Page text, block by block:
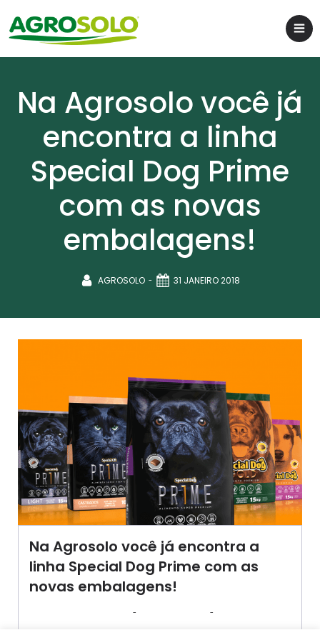
Na Agrosolo você já
encontra a linha
Special Dog Prime
com as novas
embalagens!
AGROSOLO - 31 JANEIRO 2018
Na Agrosolo você já encontra a
linha Special Dog Prime com as
novas embalagens!
- -